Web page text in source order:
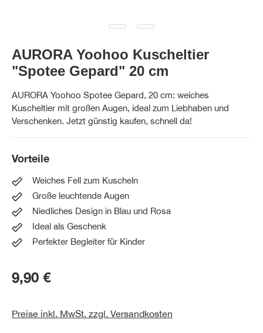
AURORA Yoohoo Kuscheltier
"Spotee Gepard" 20 cm
AURORA Yoohoo Spotee Gepard, 20 cm: weiches
Kuscheltier mit großen Augen, ideal zum Liebhaben und
Verschenken. Jetzt günstig kaufen, schnell da!
Vorteile
Weiches Fell zum Kuscheln
Große leuchtende Augen
Niedliches Design in Blau und Rosa
Ideal als Geschenk
Perfekter Begleiter für Kinder
9,90 €
Preise inkl. MwSt. zzgl. Versandkosten